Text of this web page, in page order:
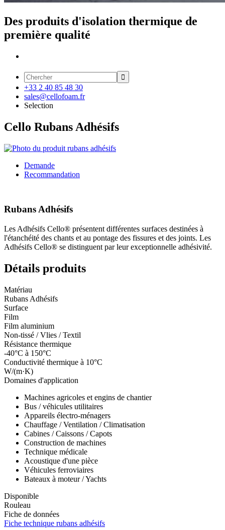
Des produits d'isolation thermique de
première qualité

+33 2 40 85 48 30
sales@cellofoam.fr
Selection
Cello Rubans Adhésifs
Demande
Recommandation
Rubans Adhésifs
Les Adhésifs Cello® présentent différentes surfaces destinées à
l'étanchéité des chants et au pontage des fissures et des joints. Les
Adhésifs Cello® se distinguent par leur exceptionnelle adhésivité.
Détails produits
Matériau
Rubans Adhésifs
Surface
Film
Film aluminium
Non-tissé / Vlies / Textil
Résistance thermique
-40°C à 150°C
Conductivité thermique à 10°C
W/(m·K)
Domaines d'application
Machines agricoles et engins de chantier
Bus / véhicules utilitaires
Appareils électro-ménagers
Chauffage / Ventilation / Climatisation
Cabines / Caissons / Capots
Construction de machines
Technique médicale
Acoustique d'une pièce
Véhicules ferroviaires
Bateaux à moteur / Yachts
Disponible
Rouleau
Fiche de données
Fiche technique rubans adhésifs